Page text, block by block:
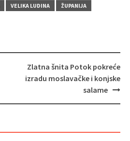
VELIKA LUDINA ŽUPANIJA
Zlatna šnita Potok pokreće
izradu moslavačke i konjske
salame